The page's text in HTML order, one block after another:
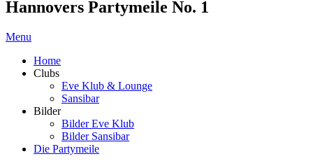
Hannovers Partymeile No. 1
Menu
Home
Clubs
Eve Klub & Lounge
Sansibar
Bilder
Bilder Eve Klub
Bilder Sansibar
Die Partymeile